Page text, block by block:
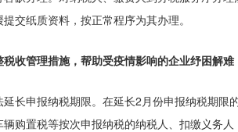
交纸质资料，按正常程序为其办理。
税收管理措施，帮助受疫情影响的企业纾困解难
延长申报纳税期限。 在延长2月份申报纳税期限
辆购置税等按次申报纳税的纳税人、扣缴义务